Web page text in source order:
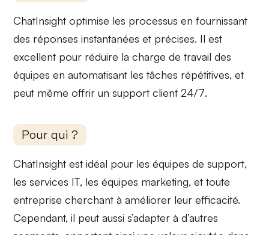
ChatInsight optimise les processus en fournissant
des réponses instantanées et précises. Il est
excellent pour réduire la charge de travail des
équipes en automatisant les tâches répétitives, et
peut même offrir unsupport client 24/7.
Pour qui ?
ChatInsight est idéal pour leséquipes de support,
lesservices IT, leséquipes marketing, ettoute
entreprise cherchant à améliorer leur efficacité.
Cependant, il peut aussi s’adapter à d’autres